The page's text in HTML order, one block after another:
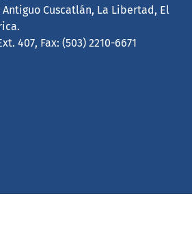
Antiguo Cuscatlán, La Libertad, El
407, Fax: (503) 2210-6671